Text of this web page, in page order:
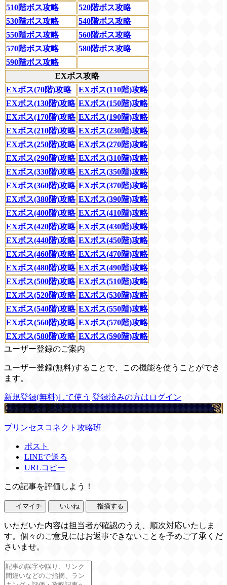
510階ボス攻略
520階ボス攻略
530階ボス攻略
540階ボス攻略
550階ボス攻略
560階ボス攻略
570階ボス攻略
580階ボス攻略
590階ボス攻略
EXボス攻略
EXボス(70階)攻略
EXボス(110階)攻略
EXボス(130階)攻略 EXボス(150階)攻略
EXボス(170階)攻略 EXボス(190階)攻略
EXボス(210階)攻略 EXボス(230階)攻略
EXボス(250階)攻略 EXボス(270階)攻略
EXボス(290階)攻略 EXボス(310階)攻略
EXボス(330階)攻略 EXボス(350階)攻略
EXボス(360階)攻略 EXボス(370階)攻略
EXボス(380階)攻略 EXボス(390階)攻略
EXボス(400階)攻略 EXボス(410階)攻略
EXボス(420階)攻略 EXボス(430階)攻略
EXボス(440階)攻略 EXボス(450階)攻略
EXボス(460階)攻略 EXボス(470階)攻略
EXボス(480階)攻略 EXボス(490階)攻略
EXボス(500階)攻略 EXボス(510階)攻略
EXボス(520階)攻略 EXボス(530階)攻略
EXボス(540階)攻略 EXボス(550階)攻略
EXボス(560階)攻略 EXボス(570階)攻略
EXボス(580階)攻略 EXボス(590階)攻略
ユーザー登録のご案内
ユーザー登録(無料)することで、この機能を使うことができ
ます。
新規登録(無料)して使う 登録済みの方はログイン
この記事を書いた人
プリンセスコネクト攻略班
ポスト
LINEで送る
URLコピー
この記事を評価しよう！
イマイチ いいね 指摘する
いただいた内容は担当者が確認のうえ、順次対応いたしま
す。個々のご意見にはお返事できないことを予めご了承くだ
さいませ。